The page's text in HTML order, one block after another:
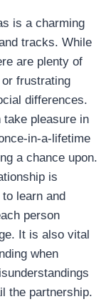
is a charming
tracks. While
are plenty of
frustrating
differences.
take pleasure in
in-a-lifetime
a chance upon.
is
learn and
person
It is also vital
when
the partnership.